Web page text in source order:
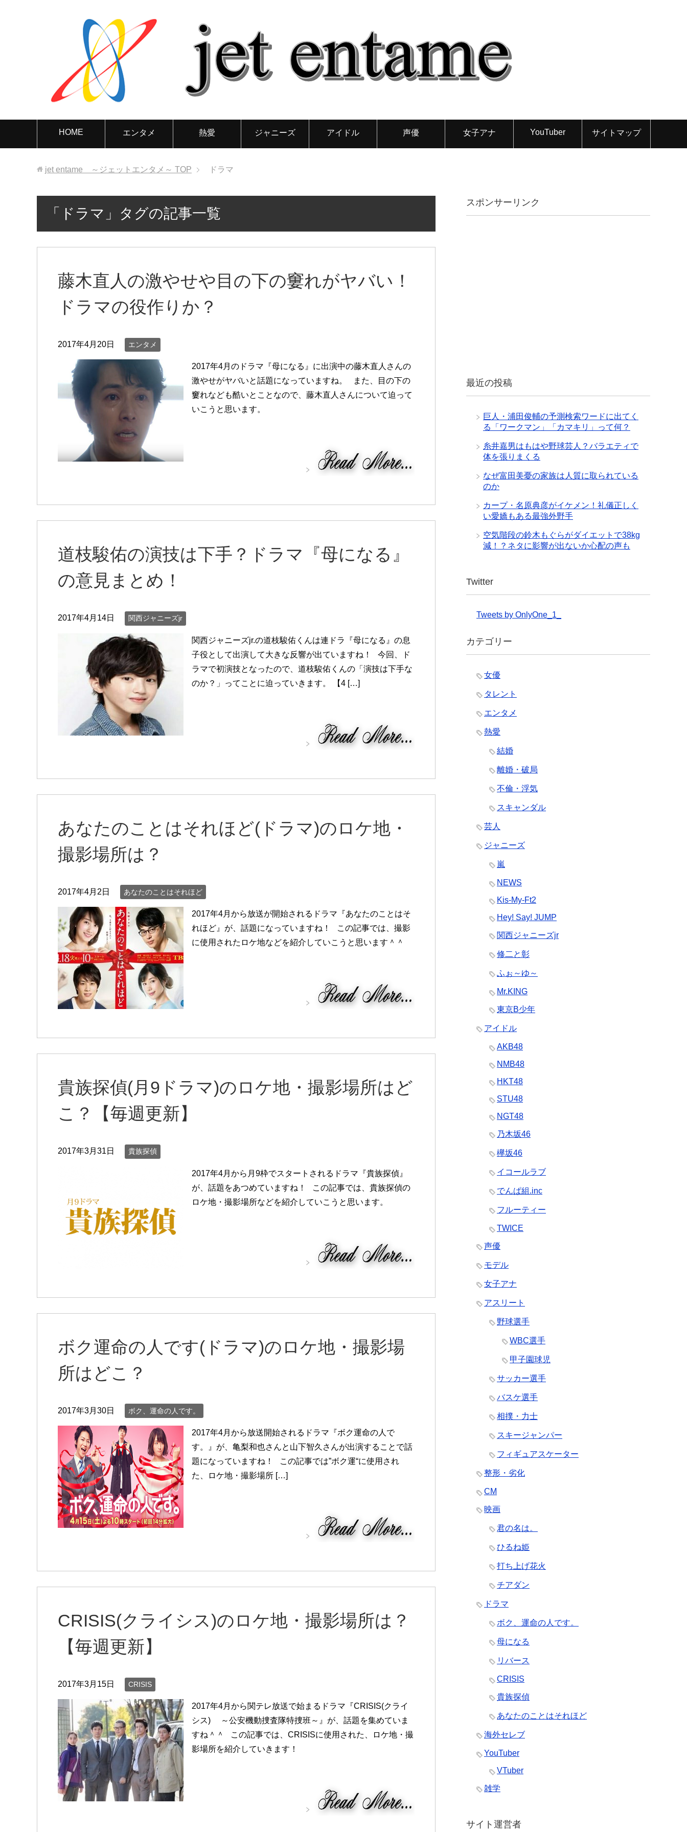
HOME エンタメ 熱愛 ジャニーズ アイドル 声優 女子アナ YouTuber サイトマップ
jet entame ～ジェットエンタメ～ TOP ドラマ
「ドラマ」タグの記事一覧
藤木直人の激やせや目の下の窶れがヤバい！
ドラマの役作りか？
2017年4月20日 エンタメ
2017年4月のドラマ『母になる』に出演中の藤木直人さんの
激やせがヤバいと話題になっていますね。 また、目の下の
窶れなども酷いとことなので、藤木直人さんについて迫って
いこうと思います。
道枝駿佑の演技は下手？ドラマ『母になる』
の意見まとめ！
2017年4月14日 関西ジャニーズjr
関西ジャニーズjr.の道枝駿佑くんは連ドラ『母になる』の息
子役として出演して大きな反響が出ていますね！ 今回、ド
ラマで初演技となったので、道枝駿佑くんの「演技は下手な
のか？」ってことに迫っていきます。 【4 […]
あなたのことはそれほど(ドラマ)のロケ地・
撮影場所は？
2017年4月2日 あなたのことはそれほど
2017年4月から放送が開始されるドラマ『あなたのことはそ
れほど』が、話題になっていますね！ この記事では、撮影
に使用されたロケ地などを紹介していこうと思います＾＾
貴族探偵(月9ドラマ)のロケ地・撮影場所はど
こ？【毎週更新】
2017年3月31日 貴族探偵
2017年4月から月9枠でスタートされるドラマ『貴族探偵』
が、話題をあつめていますね！ この記事では、貴族探偵の
ロケ地・撮影場所などを紹介していこうと思います。
ボク運命の人です(ドラマ)のロケ地・撮影場
所はどこ？
2017年3月30日 ボク、運命の人です。
2017年4月から放送開始されるドラマ『ボク運命の人で
す。』が、亀梨和也さんと山下智久さんが出演することで話
題になっていますね！ この記事では”ボク運“に使用され
た、ロケ地・撮影場所 […]
CRISIS(クライシス)のロケ地・撮影場所は？
【毎週更新】
2017年3月15日 CRISIS
2017年4月から関テレ放送で始まるドラマ『CRISIS(クライ
シス) ～公安機動捜査隊特捜班～』が、話題を集めていま
すね＾＾ この記事では、CRISISに使用された、ロケ地・撮
影場所を紹介していきます！
スポンサーリンク
最近の投稿
巨人・浦田俊輔の予測検索ワードに出てく
る「ワークマン」「カマキリ」って何？
糸井嘉男はもはや野球芸人？バラエティで
体を張りまくる
なぜ富田美憂の家族は人質に取られている
のか
カープ・名原典彦がイケメン！礼儀正しく
い愛嬌もある最強外野手
空気階段の鈴木もぐらがダイエットで38kg
減！？ネタに影響が出ないか心配の声も
Twitter
Tweets by OnlyOne_1_
カテゴリー
女優
タレント
エンタメ
熱愛
結婚
離婚・破局
不倫・浮気
スキャンダル
芸人
ジャニーズ
嵐
NEWS
Kis-My-Ft2
Hey! Say! JUMP
関西ジャニーズjr
修二と彰
ふぉ～ゆ～
Mr.KING
東京B少年
アイドル
AKB48
NMB48
HKT48
STU48
NGT48
乃木坂46
欅坂46
イコールラブ
でんぱ組.inc
フルーティー
TWICE
声優
モデル
女子アナ
アスリート
野球選手
WBC選手
甲子園球児
サッカー選手
バスケ選手
相撲・力士
スキージャンパー
フィギュアスケーター
整形・劣化
CM
映画
君の名は。
ひるね姫
打ち上げ花火
チアダン
ドラマ
ボク、運命の人です。
母になる
リバース
CRISIS
貴族探偵
あなたのことはそれほど
海外セレブ
YouTuber
VTuber
雑学
サイト運営者